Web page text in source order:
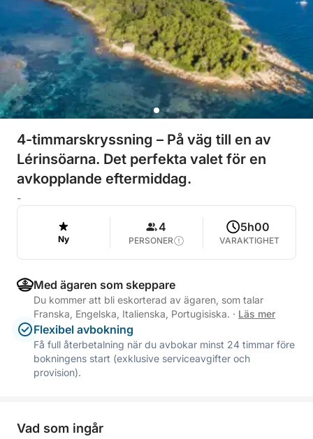
4-timmarskryssning – På väg till en av
Lérinsöarna. Det perfekta valet för en
avkopplande eftermiddag.
-
Ny
4
PERSONER
5h00
VARAKTIGHET
Med ägaren som skeppare
Du kommer att bli eskorterad av ägaren, som talar
Franska, Engelska, Italienska, Portugisiska. · Läs mer
Flexibel avbokning
Få full återbetalning när du avbokar minst 24 timmar före
bokningens start (exklusive serviceavgifter och
provision).
Vad som ingår